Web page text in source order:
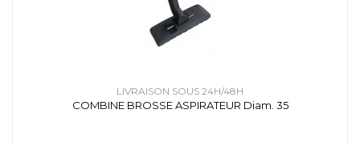
LIVRAISON SOUS 24H/48H
COMBINE BROSSE ASPIRATEUR Diam. 35